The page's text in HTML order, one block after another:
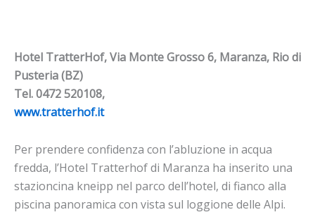
Hotel TratterHof, Via Monte Grosso 6, Maranza, Rio di
Pusteria (BZ)
Tel. 0472 520108,
www.tratterhof.it
Per prendere confidenza con l’abluzione in acqua
fredda, l’Hotel Tratterhof di Maranza ha inserito una
stazioncina kneipp nel parco dell’hotel, di fianco alla
piscina panoramica con vista sul loggione delle Alpi.